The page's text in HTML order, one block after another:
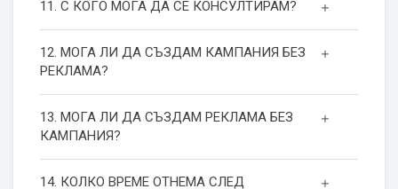
11. С КОГО МОГА ДА СЕ КОНСУЛТИРАМ?
12. МОГА ЛИ ДА СЪЗДАМ КАМПАНИЯ БЕЗ
РЕКЛАМА?
13. МОГА ЛИ ДА СЪЗДАМ РЕКЛАМА БЕЗ
КАМПАНИЯ?
14. КОЛКО ВРЕМЕ ОТНЕМА СЛЕД